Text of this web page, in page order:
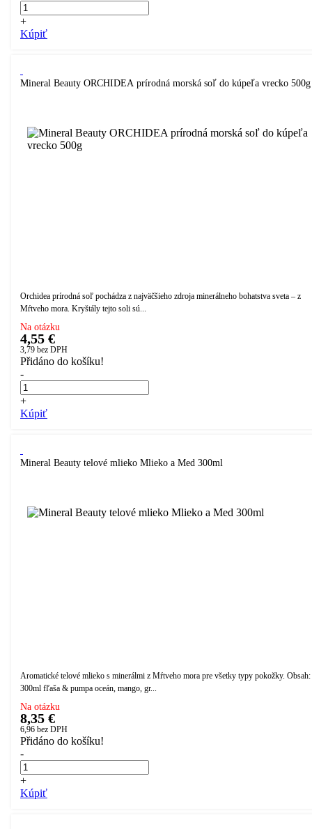
+
Kúpiť
Mineral Beauty ORCHIDEA prírodná morská soľ do kúpeľa vrecko 500g
Orchidea prírodná soľ pochádza z najväčšieho zdroja minerálneho bohatstva sveta – z
Mŕtveho mora. Kryštály tejto soli sú...
Na otázku
4,55 €
3,79 bez DPH
Přidáno do košíku!
-
+
Kúpiť
Mineral Beauty telové mlieko Mlieko a Med 300ml
Aromatické telové mlieko s minerálmi z Mŕtveho mora pre všetky typy pokožky. Obsah:
300ml fľaša & pumpa oceán, mango, gr...
Na otázku
8,35 €
6,96 bez DPH
Přidáno do košíku!
-
+
Kúpiť